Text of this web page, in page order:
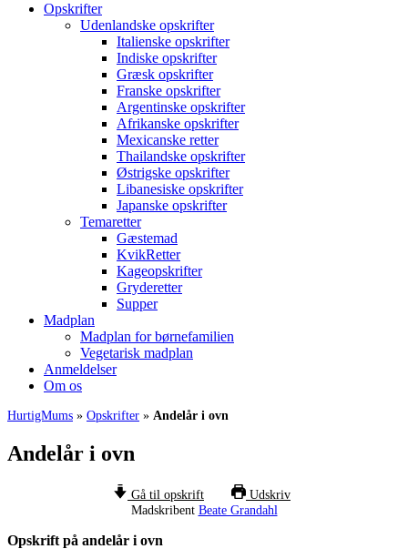
Opskrifter
Udenlandske opskrifter
Italienske opskrifter
Indiske opskrifter
Græsk opskrifter
Franske opskrifter
Argentinske opskrifter
Afrikanske opskrifter
Mexicanske retter
Thailandske opskrifter
Østrigske opskrifter
Libanesiske opskrifter
Japanske opskrifter
Temaretter
Gæstemad
KvikRetter
Kageopskrifter
Gryderetter
Supper
Madplan
Madplan for børnefamilien
Vegetarisk madplan
Anmeldelser
Om os
HurtigMums » Opskrifter » Andelår i ovn
Andelår i ovn
Gå til opskrift
Udskriv
Madskribent Beate Grandahl
Opskrift på andelår i ovn